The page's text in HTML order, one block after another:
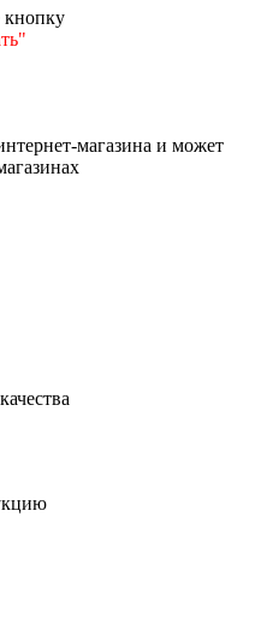
кнопку
магазина и может